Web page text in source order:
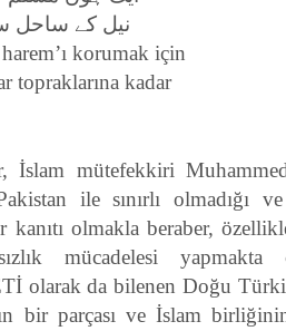
نیل کے ساحل
korumak için
topraklarına kadar
İslam mütefekkiri
ile sınırlı olmadığı
kanıtı olmakla beraber,
mücadelesi
olarak da bilenen Doğu
bir parçası ve İslam